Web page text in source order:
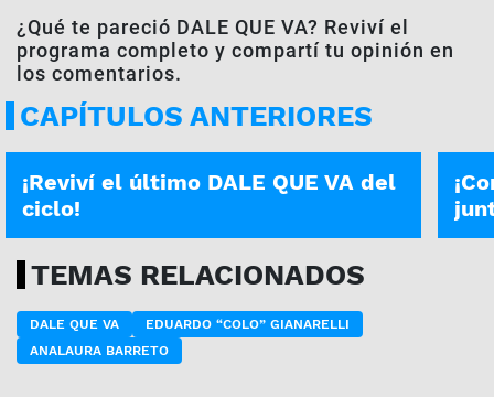
¿Qué te pareció DALE QUE VA? Reviví el
programa completo y compartí tu opinión en
los comentarios.
CAPÍTULOS ANTERIORES
PROGRAMA COMPLETO | 28-12
¡Reviví el último DALE QUE VA del
ciclo!
TEMAS RELACIONADOS
DALE QUE VA
EDUARDO “COLO” GIANARELLI
ANALAURA BARRETO